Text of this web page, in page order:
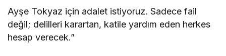
Ayşe Tokyaz için adalet istiyoruz. Sadece fail
değil; delilleri karartan, katile yardım eden herkes
hesap verecek.”